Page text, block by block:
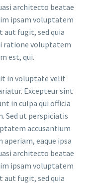
architecto beatae
ipsam voluptatem
aut fugit, sed quia
ratione voluptatem
est, qui.
in voluptate velit
Excepteur sint
in culpa qui officia
Sed ut perspiciatis
accusantium
eaque ipsa
architecto beatae
ipsam voluptatem
aut fugit, sed quia